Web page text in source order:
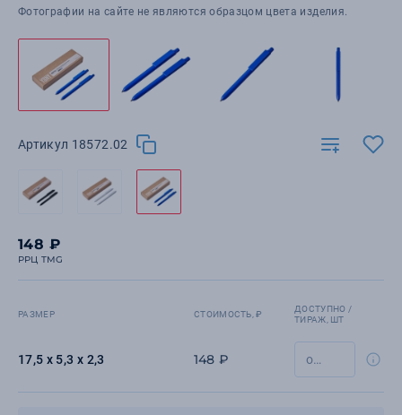
Фотографии на сайте не являются образцом цвета изделия.
Артикул 18572.02
148 ₽
РРЦ TMG
РАЗМЕР СТОИМОСТЬ, ₽
ДОСТУПНО /
ТИРАЖ, ШТ
17,5 х 5,3 х 2,3 148 ₽